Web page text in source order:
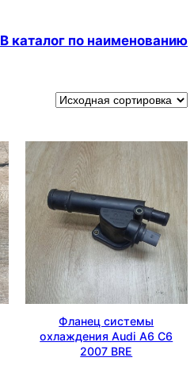
В каталог по наименованию
Фланец системы
охлаждения Audi А6 С6
2007 BRE